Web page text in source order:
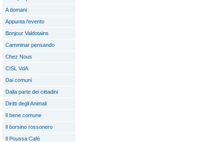
A domani
Appunta l'evento
Bonjour Valdotains
Camminar pensando
Chez Nous
CISL VdA
Dai comuni
Dalla parte dei cittadini
Diritti degli Animali
Il bene comune
Il borsino rossonero
Il Poussa Café